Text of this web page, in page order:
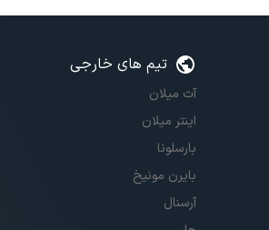
تیم های خارجی
آث میلان
اینتر میلان
بارسلونا
بایرن مونیخ
آرسنال